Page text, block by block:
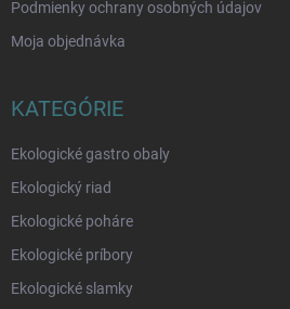
Podmienky ochrany osobných údajov
Moja objednávka
KATEGÓRIE
Ekologické gastro obaly
Ekologický riad
Ekologické poháre
Ekologické príbory
Ekologické slamky